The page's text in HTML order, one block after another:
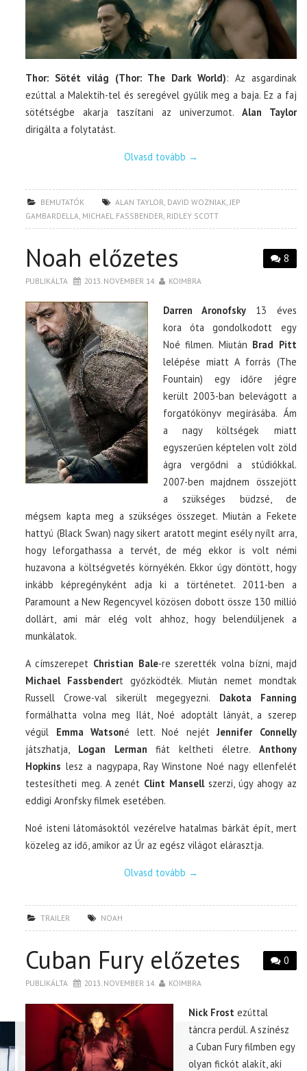
Thor: Sötét világ (Thor: The Dark World): Az asgardinak
ezúttal a Malektih-tel és seregével gyűlik meg a baja. Ez a faj
sötétségbe akarja taszítani az univerzumot. Alan Taylor
dirigálta a folytatást.
Olvasd tovább →
BEMUTATÓK ALAN TAYLOR DAVID WOZNIAK JEP
GAMBARDELLA MICHAEL FASSBENDER RIDLEY SCOTT
8
Noah előzetes
PUBLIKÁLTA 2013. NOVEMBER 14. KOIMBRA
Darren Aronofsky 13 éves
kora óta gondolkodott egy
Noé filmen. Miután Brad Pitt
lelépése miatt A forrás (The
Fountain) egy időre jégre
került 2003-ban belevágott a
forgatókönyv megírásába. Ám
a nagy költségek miatt
egyszerűen képtelen volt zöld
ágra vergődni a stúdiókkal.
2007-ben majdnem összejött
a szükséges büdzsé, de
mégsem kapta meg a szükséges összeget. Miután a Fekete
hattyú (Black Swan) nagy sikert aratott megint esély nyílt arra,
hogy leforgathassa a tervét, de még ekkor is volt némi
huzavona a költségvetés környékén. Ekkor úgy döntött, hogy
inkább képregényként adja ki a történetet. 2011-ben a
Paramount a New Regencyvel közösen dobott össze 130 millió
dollárt, ami már elég volt ahhoz, hogy belendüljenek a
munkálatok.
A címszerepet Christian Bale-re szerették volna bízni, majd
Michael Fassbendert győzködték. Miután nemet mondtak
Russell Crowe-val sikerült megegyezni. Dakota Fanning
formálhatta volna meg Ilát, Noé adoptált lányát, a szerep
végül Emma Watsoné lett. Noé nejétJennifer Connelly
játszhatja, Logan Lerman fiát keltheti életre. Anthony
Hopkins lesz a nagypapa, Ray Winstone Noé nagy ellenfelét
testesítheti meg. A zenétClint Mansellszerzi, úgy ahogy az
eddigi Aronfsky filmek esetében.
Noé isteni látomásoktól vezérelve hatalmas bárkát épít, mert
közeleg az idő, amikor az Úr az egész világot elárasztja.
Olvasd tovább →
TRAILER NOAH
0
Cuban Fury előzetes
PUBLIKÁLTA 2013. NOVEMBER 14. KOIMBRA
Nick Frost ezúttal
táncra perdül. A színész
a Cuban Fury filmben egy
olyan fickót alakít, aki